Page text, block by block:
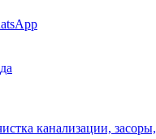
канализации, засоры,